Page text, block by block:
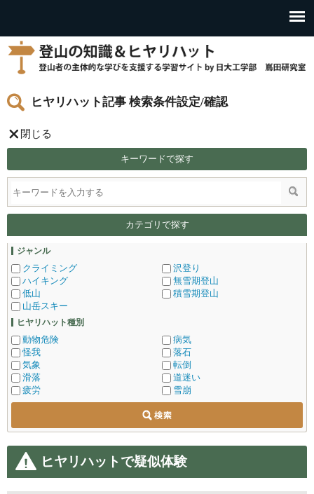
ヒヤリハット記事 検索条件設定/確認
閉じる
キーワードで探す
カテゴリで探す
ジャンル
クライミング
ハイキング
低山
山岳スキー
沢登り
無雪期登山
積雪期登山
ヒヤリハット種別
動物危険
怪我
気象
滑落
疲労
病気
落石
転倒
道迷い
雪崩
ヒヤリハットで疑似体験